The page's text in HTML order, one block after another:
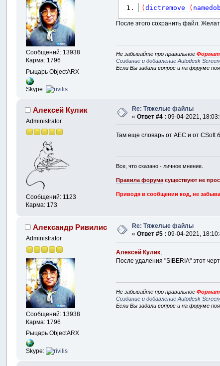
Сообщений: 13938
Карма: 1796
Рыцарь ObjectARX
Skype:
(dictremove (
После этого сохранить файл.
Не забывайте про правильное
Создание и добавление Autodesk
Если Вы задали вопрос и на форуме
Алексей Кулик
Administrator
Сообщений: 1123
Карма: 173
Re: Тяжелые файлы
«Ответ #4 : 09-04-2021,
Там еще словарь от AEC и от CSoft
Все, что сказано - личное мнение.
Правила форума существуют не
Приводя в сообщении код, не
Александр Ривилис
Administrator
Сообщений: 13938
Карма: 1796
Рыцарь ObjectARX
Skype:
Re: Тяжелые файлы
«Ответ #5 : 09-04-2021,
Алексей Кулик,
После удаления "SIBERIA" этот
Не забывайте про правильное
Создание и добавление Autodesk
Если Вы задали вопрос и на форуме